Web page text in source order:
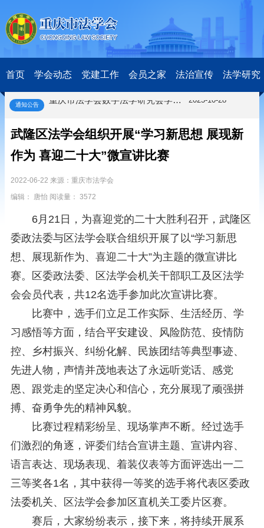
首页 学会动态 党建工作 会员之家 法治宣传 法学研究
通知公告
关于开展第十一届“全国杰出青年法学家”评选表彰活动的通知 2026-03-18
研究阐释党的二十届四中全会和中央全面依法治国工作会议精神专项课题立项公示公告 2026-02-28
关于研究阐释党的二十届四中全会和中央全面依法治国工作会议精神专项课题申报工作的通知 2025-12-07
2025-10-28
中央政法委印发通知要求学习宣传重庆检察未成年人保护工作团队代表先进事迹 2025-09-30
关于学习运用普法专栏节目《说法》的通知 2025-09-08
重庆市法学会第五期法学研究立项课题名单公布 2025-05-20
关于开展“2025年青年普法志愿者法治文化基层行”活动的通知 2025-04-22
会议预告 | 中国法学会法学期刊研究会2025年年会将在重庆召开 2025-03-12
关于开展第十一届“全国杰出青年法学家”评选表彰活动的通知 2026-03-18
研究阐释党的二十届四中全会和中央全面依法治国工作会议精神专项课题立项公示公告 2026-02-28
关于研究阐释党的二十届四中全会和中央全面依法治国工作会议精神专项课题申报工作的通知 2025-12-07
第七届“中国—东盟法治论坛”11月20日至22日在渝举办2025-11-18
重庆市法学会数字法学研究会学术年会拟于11月14日召开 2025-10-28
中共重庆市委 重庆市人民政府 关于深入开展向“时代楷模”重庆检察未成年人保护工作团队代表学习活动的决定 2025-10-09
中央政法委印发通知要求学习宣传重庆检察未成年人保护工作团队代表先进事迹 2025-09-30
关于学习运用普法专栏节目《说法》的通知 2025-09-08
第二十届西部法治论坛暨法治宁夏论坛拟获奖论文公示 2025-09-07
征稿启事 2025-08-28
中国法学会2025年度部级法学研究课题立项公告 2025-07-20
重庆市法学会第五期法学研究立项课题名单公布 2025-05-20
关于开展“2025年青年普法志愿者法治文化基层行”活动的通知 2025-04-22
会议预告 | 中国法学会法学期刊研究会2025年年会将在重庆召开 2025-03-12
武隆区法学会组织开展“学习新思想 展现新
作为 喜迎二十大”微宣讲比赛
2022-06-22 来源：重庆市法学会
编辑： 唐怡 阅读量： 3572
6月21日，为喜迎党的二十大胜利召开，武隆区
委政法委与区法学会联合组织开展了以“学习新思
想、展现新作为、喜迎二十大”为主题的微宣讲比
赛。区委政法委、区法学会机关干部职工及区法学
会会员代表，共12名选手参加此次宣讲比赛。
比赛中，选手们立足工作实际、生活经历、学
习感悟等方面，结合平安建设、风险防范、疫情防
控、乡村振兴、纠纷化解、民族团结等典型事迹、
先进人物，声情并茂地表达了永远听党话、感党
恩、跟党走的坚定决心和信心，充分展现了顽强拼
搏、奋勇争先的精神风貌。
比赛过程精彩纷呈、现场掌声不断。经过选手
们激烈的角逐，评委们结合宣讲主题、宣讲内容、
语言表达、现场表现、着装仪表等方面评选出一二
三等奖各1名，其中获得一等奖的选手将代表区委政
法委机关、区法学会参加区直机关工委片区赛。
赛后，大家纷纷表示，接下来，将持续开展系